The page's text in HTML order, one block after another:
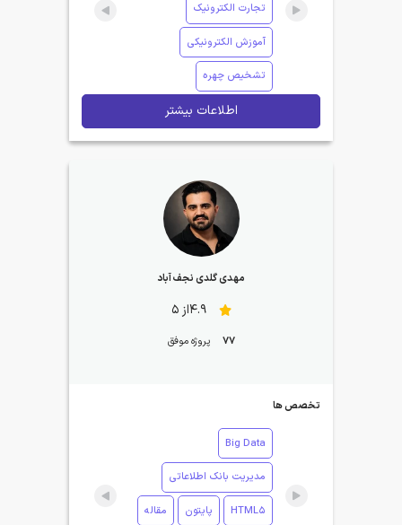
تجارت الکترونیک
آموزش الکترونیکی
تشخیص چهره
اطلاعات بیشتر
مهدی گلدی نجف آباد
4.9از 5
77 پروژه موفق
تخصص ها
Big Data
مدیریت بانک اطلاعاتی
HTML5 پایتون مقاله